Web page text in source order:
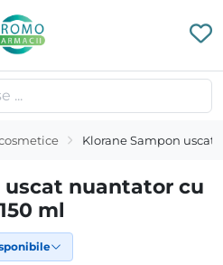
Klorane Sampon uscat
uscat nuantator cu
ml